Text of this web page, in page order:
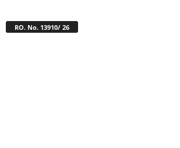
RO. No. 13910/ 26